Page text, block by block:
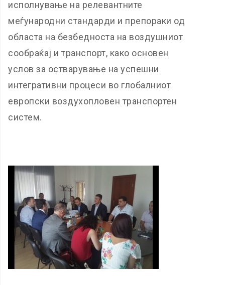
исполнување на релевантните
меѓународни стандарди и препораки од
областа на безбедноста на воздушниот
сообраќај и транспорт, како основен
услов за остварување на успешни
интегративни процеси во глобалниот
европски воздухопловен транспортен
систем.